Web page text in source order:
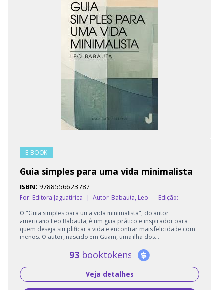
E-BOOK
Guia simples para uma vida minimalista
ISBN: 9788556623782
Por: Editora Jaguatirica | Autor: Babauta, Leo |
Edição:
O "Guia simples para uma vida minimalista", do autor
americano Leo Babauta, é um guia prático e inspirador para
quem deseja simplificar a vida e encontrar mais felicidade com
menos. O autor, nascido em Guam, uma ilha dos...
93 booktokens
Veja detalhes